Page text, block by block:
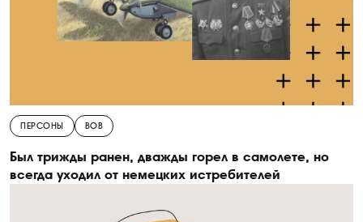
ПЕРСОНЫ ВОВ
Был трижды ранен, дважды горел в самолете, но
всегда уходил от немецких истребителей